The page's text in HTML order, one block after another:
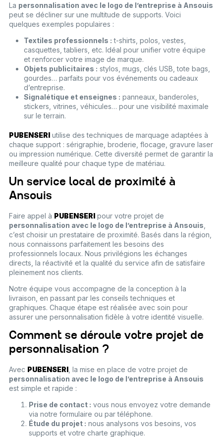
La personnalisation avec le logo de l’entreprise à Ansouis
peut se décliner sur une multitude de supports. Voici
quelques exemples populaires :
Textiles professionnels : t-shirts, polos, vestes,
casquettes, tabliers, etc. Idéal pour unifier votre équipe
et renforcer votre image de marque.
Objets publicitaires : stylos, mugs, clés USB, tote bags,
gourdes… parfaits pour vos événements ou cadeaux
d’entreprise.
Signalétique et enseignes : panneaux, banderoles,
stickers, vitrines, véhicules… pour une visibilité maximale
sur le terrain.
PUBENSERIutilise des techniques de marquage adaptées à
chaque support : sérigraphie, broderie, flocage, gravure laser
ou impression numérique. Cette diversité permet de garantir la
meilleure qualité pour chaque type de matériau.
Un service local de proximité à
Ansouis
Faire appel à PUBENSERIpour votre projet de
personnalisation avec le logo de l’entreprise à Ansouis
c’est choisir un prestataire de proximité. Basés dans la région,
nous connaissons parfaitement les besoins des
professionnels locaux. Nous privilégions les échanges
directs, la réactivité et la qualité du service afin de satisfaire
pleinement nos clients.
Notre équipe vous accompagne de la conception à la
livraison, en passant par les conseils techniques et
graphiques. Chaque étape est réalisée avec soin pour
assurer une personnalisation fidèle à votre identité visuelle.
Comment se déroule votre projet de
personnalisation ?
Avec PUBENSERI, la mise en place de votre projet de
personnalisation avec le logo de l’entreprise à Ansouis
est simple et rapide :
Prise de contact : vous nous envoyez votre demande
via notre formulaire ou par téléphone.
Étude du projet : nous analysons vos besoins, vos
supports et votre charte graphique.